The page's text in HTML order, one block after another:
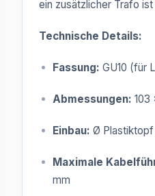
ein zusätzlicher Trafo
Technische Details:
Fassung: GU10 (für
Abmessungen: 103
Einbau: Ø Plastiktopf
Maximale
mm